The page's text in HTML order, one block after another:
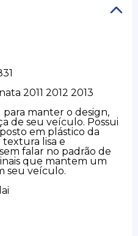
2011 2012 2013
manter o design,
de seu veículo. Possui
em plástico da
textura lisa e
falar no padrão de
que mantem um
seu veículo.